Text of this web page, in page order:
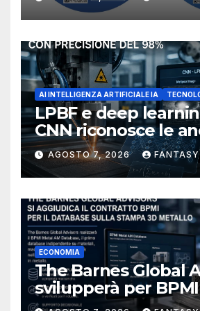
NIOSH
AI INTELLIGENZA ARTIFICIALE IA
LPBF e deep
CNN riconosce le
del bagno di
AGOSTO 7, 2026 FANTASY
ECONOMIA
The Barnes Global
svilupperà per
database per la